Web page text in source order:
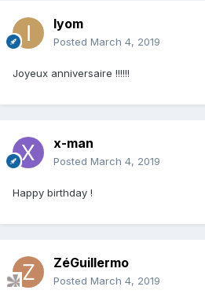
Iyom
Posted March 4, 2019
Joyeux anniversaire !!!!!!
x-man
Posted March 4, 2019
Happy birthday !
ZéGuillermo
Posted March 4, 2019